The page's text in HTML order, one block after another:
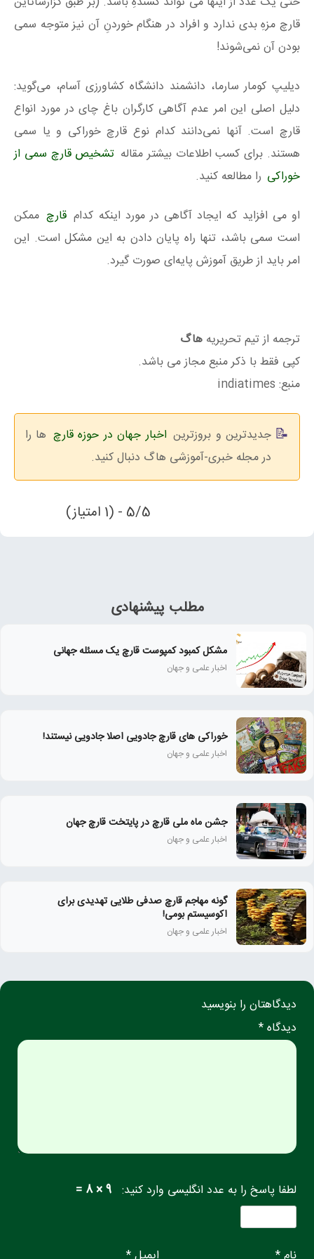
قارچ مزهِ بدی ندارد و افراد در هنگام خوردنِ آن نیز متوجه سمی
بودن آن نمی‌شوند!
دیلیپ کومار سارما، دانشمند دانشگاه کشاورزی آسام، می‌گوید:
دلیل اصلی این امر عدم آگاهی کارگران باغ چای در مورد انواع
قارچ است. آنها نمی‌دانند کدام نوع قارچ خوراکی و یا سمی
هستند. برای کسب اطلاعات بیشتر مقاله تشخیص قارچ سمی از
خوراکی را مطالعه کنید.
او می افزاید که ایجاد آگاهی در مورد اینکه کدام قارچ ممکن
است سمی باشد، تنها راه پایان دادن به این مشکل است. این
امر باید از طریق آموزش پایه‌ای صورت گیرد.
ترجمه از تیم تحریریه هاگ
کپی فقط با ذکر منبع مجاز می باشد.
منبع: indiatimes
جدیدترین و بروزترین اخبار جهان در حوزه قارچ ها را
در مجله خبری-آموزشی هاگ دنبال کنید.
5/5 - (1 امتیاز)
مطلب پیشنهادی
مشکل کمبود کمپوست قارچ یک مسئله جهانی
اخبار علمی و جهان
خوراکی های قارچ جادویی اصلا جادویی نیستند!
اخبار علمی و جهان
جشن ماه ملی قارچ در پایتخت قارچ جهان
اخبار علمی و جهان
گونه مهاجم قارچ صدفی طلایی تهدیدی برای
اکوسیستم بومی!
اخبار علمی و جهان
دیدگاهتان را بنویسید
دیدگاه *
لطفا پاسخ را به عدد انگلیسی وارد کنید: 9 × 8 =